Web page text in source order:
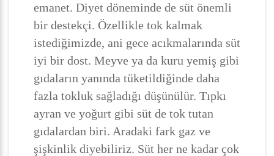
emanet. Diyet döneminde de süt önemli
bir destekçi. Özellikle tok kalmak
istediğimizde, ani gece acıkmalarında süt
iyi bir dost. Meyve ya da kuru yemiş gibi
gıdaların yanında tüketildiğinde daha
fazla tokluk sağladığı düşünülür. Tıpkı
ayran ve yoğurt gibi süt de tok tutan
gıdalardan biri. Aradaki fark gaz ve
şişkinlik diyebiliriz. Süt her ne kadar çok